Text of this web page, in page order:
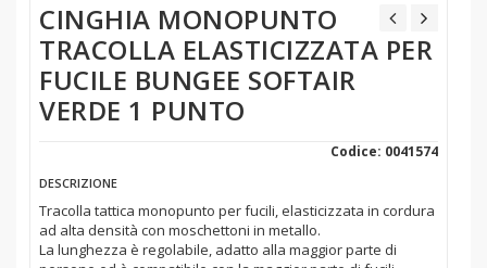
CINGHIA MONOPUNTO
TRACOLLA ELASTICIZZATA PER
FUCILE BUNGEE SOFTAIR
VERDE 1 PUNTO
Codice: 0041574
DESCRIZIONE
Tracolla tattica monopunto per fucili, elasticizzata in cordura
ad alta densità con moschettoni in metallo.
La lunghezza è regolabile, adatto alla maggior parte di